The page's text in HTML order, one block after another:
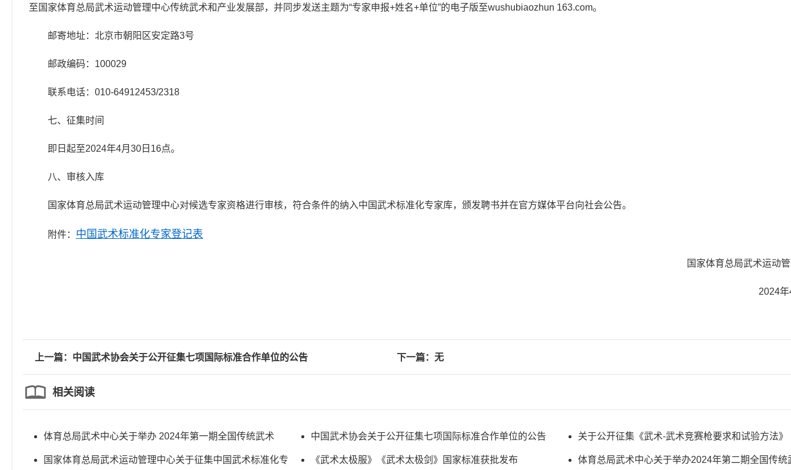
至国家体育总局武术运动管理中心传统武术和产业发展部，并同步发送主题为“专家申报+姓名+单位”的电子版至wushubiaozhun 163.com。
邮寄地址：北京市朝阳区安定路3号
邮政编码：100029
联系电话：010-64912453/2318
七、征集时间
即日起至2024年4月30日16点。
八、审核入库
国家体育总局武术运动管理中心对候选专家资格进行审核，符合条件的纳入中国武术标准化专家库，颁发聘书并在官方媒体平台向社会公告。
附件： 中国武术标准化专家登记表
国家体育总局武术运动管
2024年
上一篇：中国武术协会关于公开征集七项国际标准合作单位的公告 下一篇：无
相关阅读
体育总局武术中心关于举办 2024年第一期全国传统武术
（八极拳）教练员培训班的函
中国武术协会关于公开征集七项国际标准合作单位的公告
关于公开征集《武术-武术竞赛枪要求和试验方法》
武术竞赛棍要求和试验方法》等7项国际标准参编
国家体育总局武术运动管理中心关于征集中国武术标准化专 《武术太极服》《武术太极剑》国家标准获批发布 体育总局武术中心关于举办2024年第二期全国传统